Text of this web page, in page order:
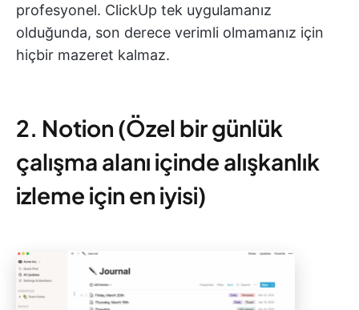
profesyonel. ClickUp tek uygulamanız
olduğunda, son derece verimli olmamanız için
hiçbir mazeret kalmaz.
2. Notion (Özel bir günlük
çalışma alanı içinde alışkanlık
izleme için en iyisi)